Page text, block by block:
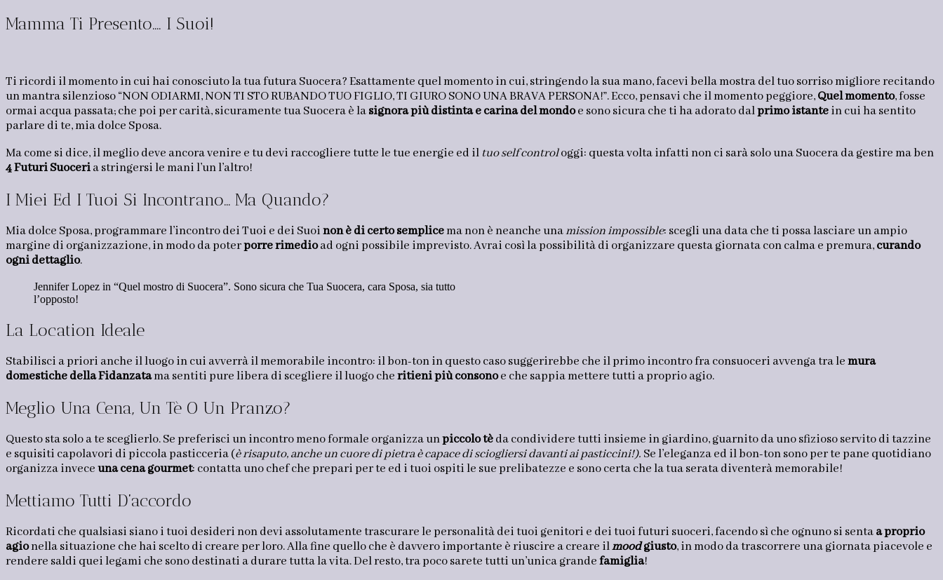
Mamma Ti Presento…. I Suoi!
Ti ricordi il momento in cui hai conosciuto la tua futura Suocera? Esattamente quel momento in cui, stringendo la sua mano, facevi bella mostra del tuo sorriso migliore recitando
un mantra silenzioso “NON ODIARMI, NON TI STO RUBANDO TUO FIGLIO, TI GIURO SONO UNA BRAVA PERSONA!”. Ecco, pensavi che il momento peggiore,Quel momento, fosse
ormai acqua passata; che poi per carità, sicuramente tua Suocera è lasignora più distinta e carina del mondoe sono sicura che ti ha adorato dalprimo istantein cui ha sentito
parlare di te, mia dolce Sposa.
Ma come si dice, il meglio deve ancora venire e tu devi raccogliere tutte le tue energie ed il tuo self controloggi: questa volta infatti non ci sarà solo una Suocera da gestire ma ben
4 Futuri Suoceria stringersi le mani l’un l’altro!
I Miei Ed I Tuoi Si Incontrano… Ma Quando?
Mia dolce Sposa, programmare l’incontro dei Tuoi e dei Suoinon è di certo semplicema non è neanche unamission impossible: scegli una data che ti possa lasciare un ampio
margine di organizzazione, in modo da poterporre rimedioad ogni possibile imprevisto. Avrai così la possibilità di organizzare questa giornata con calma e premura,curando
ogni dettaglio.
Jennifer Lopez in “Quel mostro di Suocera”. Sono sicura che Tua Suocera, cara Sposa, sia tutto
l’opposto!
La Location Ideale
Stabilisci a priori anche il luogo in cui avverrà il memorabile incontro: il bon-ton in questo caso suggerirebbe che il primo incontro fra consuoceri avvenga tra lemura
domestiche della Fidanzatama sentiti pure libera di scegliere il luogo cheritieni più consonoe che sappia mettere tutti a proprio agio.
Meglio Una Cena, Un Tè O Un Pranzo?
Questo sta solo a te sceglierlo. Se preferisci un incontro meno formale organizza unpiccolo tèda condividere tutti insieme in giardino, guarnito da uno sfizioso servito di tazzine
e squisiti capolavori di piccola pasticceria (è risaputo, anche un cuore di pietra è capace di sciogliersi davanti ai pasticcini!). Se l’eleganza ed il bon-ton sono per te pane quotidiano
organizza inveceuna cena gourmet: contatta uno chef che prepari per te ed i tuoi ospiti le sue prelibatezze e sono certa che la tua serata diventerà memorabile!
Mettiamo Tutti D’accordo
Ricordati che qualsiasi siano i tuoi desideri non devi assolutamente trascurare le personalità dei tuoi genitori e dei tuoi futuri suoceri, facendo sì che ognuno si sentaa proprio
agionella situazione che hai scelto di creare per loro. Alla fine quello che è davvero importante è riuscire a creare ilmoodgiusto, in modo da trascorrere una giornata piacevole e
rendere saldi quei legami che sono destinati a durare tutta la vita. Del resto, tra poco sarete tutti un’unica grandefamiglia!